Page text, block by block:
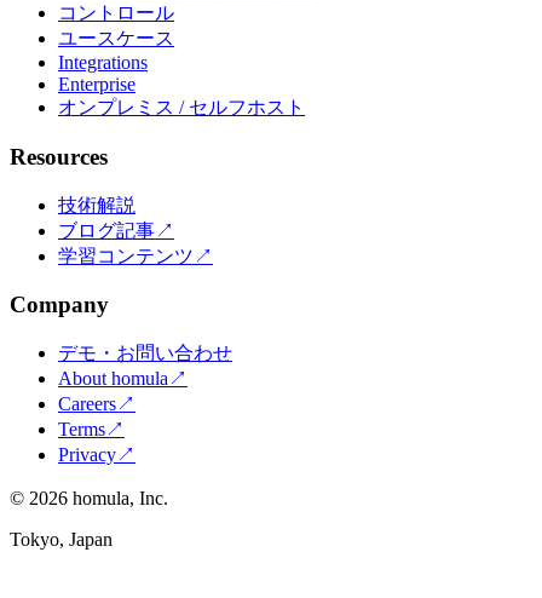
コントロール
ユースケース
Integrations
Enterprise
オンプレミス / セルフホスト
Resources
技術解説
ブログ記事↗
学習コンテンツ ↗
Company
デモ・お問い合わせ
About homula ↗
Careers↗
Terms↗
Privacy↗
© 2026 homula, Inc.
Tokyo, Japan